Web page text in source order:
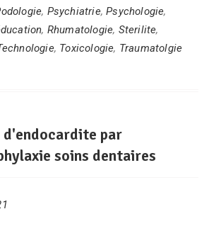
, Psychiatrie,Psychologie,
, Rhumatologie, Sterilite,
, Toxicologie, Traumatolgie
d'endocardite par
soins dentaires